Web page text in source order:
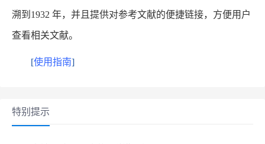
溯到1932 年，并且提供对参考文献的便捷链接，方便用户
查看相关文献。
[使用指南]
特别提示